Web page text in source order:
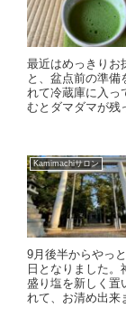
最近はめっきりお
と、盆点前の準備
れて冷蔵庫に入っ
むとダマダマが
Kamimachiサロン
9月後半からやっ
日となりました
盛り塩を新しく置
れて、お清め出来